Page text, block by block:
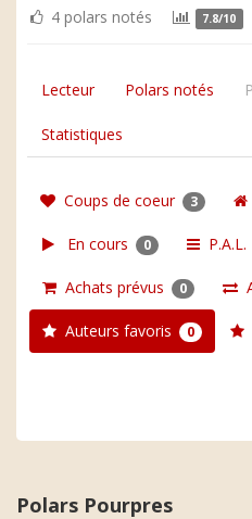
4 polars notés 7.8/10
Lecteur Polars notés
Statistiques
Coups de coeur 3
En cours 0 P.A.L.
Achats prévus 0
Auteurs favoris 0
Polars Pourpres